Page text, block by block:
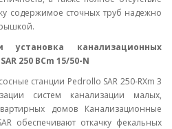
содержимое сточных труб надежно
канализационных
250 BCm 15/50-N
станции Pedrollo SAR 250-RXm 3
систем канализации малых,
домов Канализационные
обеспечивают откачку фекальных